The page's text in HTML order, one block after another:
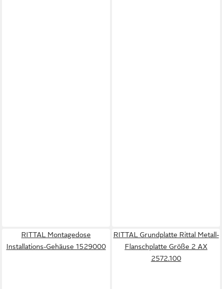
RITTAL Montagedose
Installations-Gehäuse 1529000
RITTAL Grundplatte Rittal Metall-
Flanschplatte Größe 2 AX
2572.100